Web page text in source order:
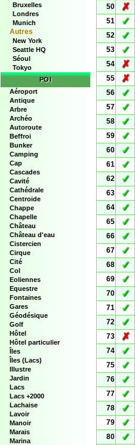
Bruxelles
Londres
Munich
Autres
New York
Seattle HQ
Séoul
Tokyo
POI
Aéroport
Antique
Arbre
Archéo
Autoroute
Beffroi
Bunker
Camping
Cap
Cascades
Cavité
Cathédrale
Centroide
Chappe
Chapelle
Château
Château d'eau
Cistercien
Cirque
Cité
Col
Eoliennes
Equestre
Fontaines
Gares
Géodésique
Golf
Hôtel
Hôtel particulier
Îles
Îles (Lacs)
Illustre
Jardin
Lacs
Lacs +2000
Lachaise
Lavoir
Manoir
Marais
Marina
50
✗
51
✓
52
✓
53
✓
54
✗
55
✗
56
✓
57
✓
58
✓
59
✓
60
✓
61
✓
62
✓
63
✓
64
✓
65
✓
66
✓
67
✓
68
✓
69
✓
70
✓
71
✓
72
✓
73
✗
74
✓
75
✓
76
✓
77
✓
78
✓
79
✓
80
✓